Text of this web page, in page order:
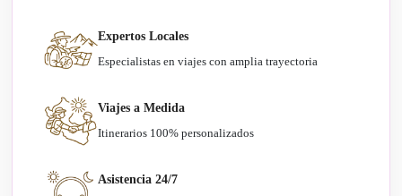
Expertos Locales
Especialistas en viajes con amplia trayectoria
Viajes a Medida
Itinerarios 100% personalizados
Asistencia 24/7